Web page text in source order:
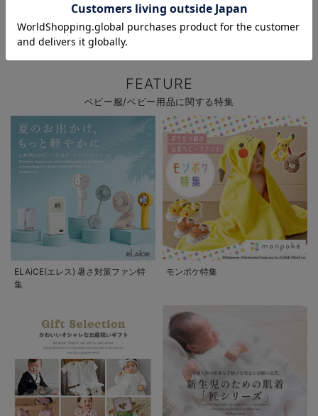
新作ベビーウェア 最大20%OFF
ファルスカ レビュー投稿でノベル
FEATURE
ベビー服/ベビー用品に関する特集
ELAiCE(エレス) 暑さ対策ファン特
集
モンポケ特集